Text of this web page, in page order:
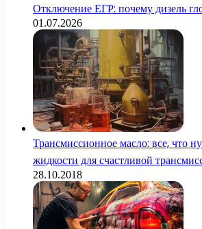
Отключение ЕГР: почему дизель
01.07.2026
Трансмиссионное масло: все, что
жидкости для счастливой
28.10.2018